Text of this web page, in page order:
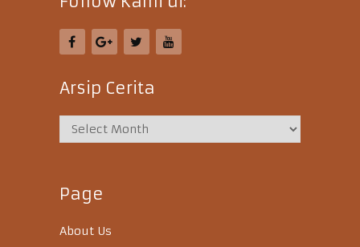
Arsip Cerita
Page
About Us